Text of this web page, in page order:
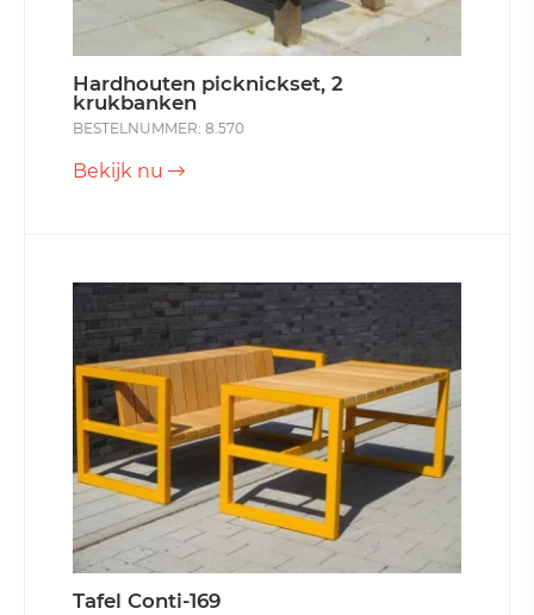
Hardhouten picknickset, 2
krukbanken
BESTELNUMMER: 8.570
Bekijk nu
Tafel Conti-169